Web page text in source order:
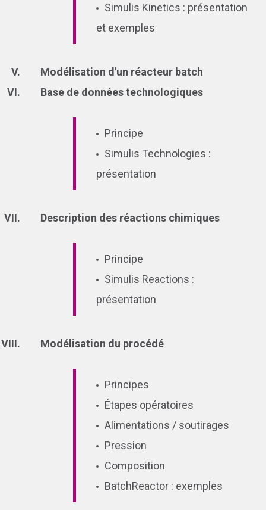
Simulis Kinetics : présentation
et exemples
Modélisation d'un réacteur batch
Base de données technologiques
Principe
Simulis Technologies :
présentation
Description des réactions chimiques
Principe
Simulis Reactions :
présentation
Modélisation du procédé
Principes
Étapes opératoires
Alimentations / soutirages
Pression
Composition
BatchReactor : exemples